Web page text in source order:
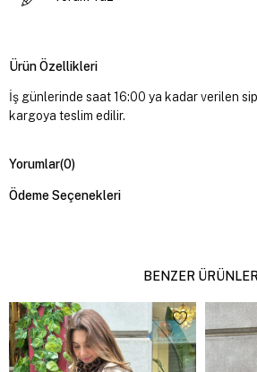
Ürün Özellikleri
İş günlerinde saat 16:00 ya kadar verilen
kargoya teslim edilir.
Yorumlar(0)
Ödeme Seçenekleri
BENZER ÜRÜNLER